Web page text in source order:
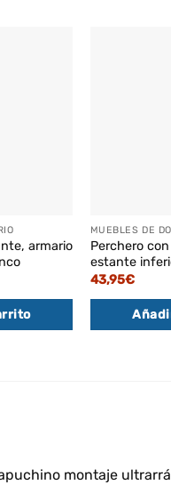
armario
MUEBLES DE
Perchero
estante
43,95€
montaje